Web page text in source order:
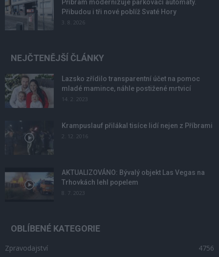
Příbram modernizuje parkovací automaty.
Přibudou i tři nové poblíž Svaté Hory
3. 8. 2026
NEJČTENĚJŠÍ ČLÁNKY
Lazsko zřídilo transparentní účet na pomoc
mladé mamince, náhle postižené mrtvicí
14. 2. 2023
Krampuslauf přilákal tisíce lidí nejen z Příbrami
2. 12. 2016
AKTUALIZOVÁNO: Bývalý objekt Las Vegas na
Trhovkách lehl popelem
8. 7. 2023
OBLÍBENÉ KATEGORIE
Zpravodajství
4756